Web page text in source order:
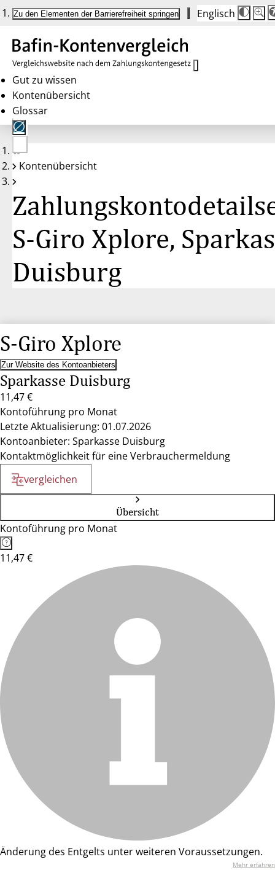
Zu den Elementen der Barrierefreiheit springen Englisch
Die
auf
100
100
Gut zu wissen
Kontenübersicht
Glossar
Keine
Konten
Kontenübersicht
S-Giro Xplore,
Duisburg
S-Giro Xplore
Zur Website des Kontoanbieters
Sparkasse Duisburg
11,47 €
Kontoführung pro Monat
Letzte Aktualisierung: 01.07.2026
Kontoanbieter: Sparkasse Duisburg
Kontaktmöglichkeit für eine Verbrauchermeldung
vergleichen
Übersicht
Kontoführung pro Monat
11,47 €
Änderung des Entgelts unter weiteren Voraussetzungen.
Mehr erfahren